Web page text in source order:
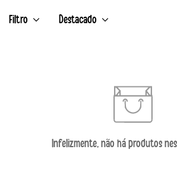
Filtro Destacado
Infelizmente, não há produtos